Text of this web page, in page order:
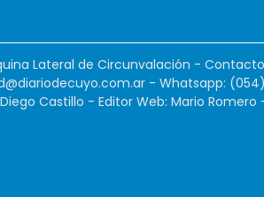
Lateral de Circunvalación -
- Whatsapp:
Castillo - Editor Web: Mario Romero